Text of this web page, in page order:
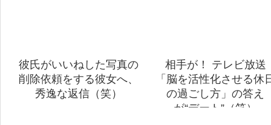
彼氏がいいねした写真の
削除依頼をする彼女へ、
秀逸な返信（笑）
相手が！ テレビ放送
「脳を活性化させる休
の過ごし方」の答え
が“デート”（笑）